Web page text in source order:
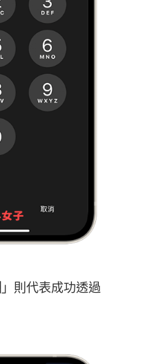
」則代表成功透過